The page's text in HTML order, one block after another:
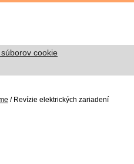
cookie
/ Revízie elektrických zariadení